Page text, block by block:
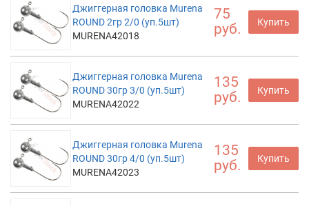
Джиггерная головка Murena
ROUND 2гр 2/0 (уп.5шт)
MURENA42018
75
руб.
Купить
Джиггерная головка Murena
ROUND 30гр 3/0 (уп.5шт)
MURENA42022
135
руб.
Купить
Джиггерная головка Murena
ROUND 30гр 4/0 (уп.5шт)
MURENA42023
135
руб.
Купить